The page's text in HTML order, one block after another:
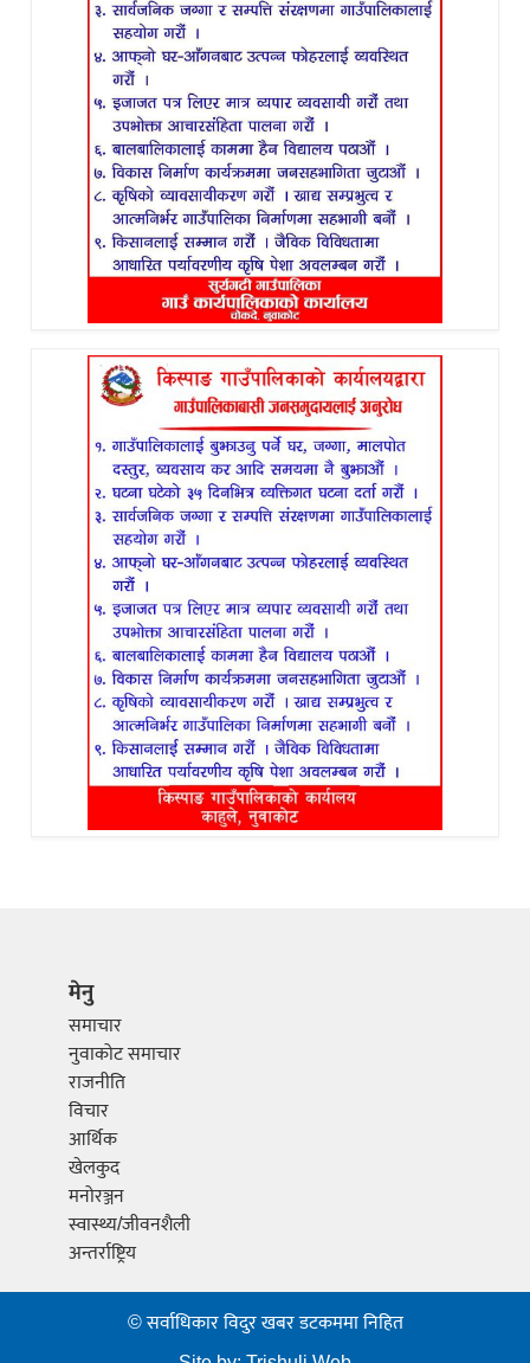
मेनु
समाचार
नुवाकोट समाचार
राजनीति
विचार
आर्थिक
खेलकुद
मनोरञ्जन
स्वास्थ्य/जीवनशैली
अन्तर्राष्ट्रिय
© सर्वाधिकार विदुर खबर डटकममा निहित